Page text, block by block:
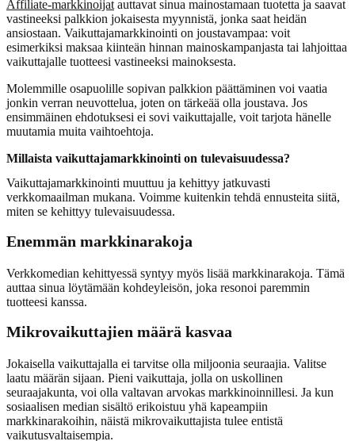
Affiliate-markkinoijat auttavat sinua mainostamaan tuotetta ja saavat
vastineeksi palkkion jokaisesta myynnistä, jonka saat heidän
ansiostaan. Vaikuttajamarkkinointi on joustavampaa: voit
esimerkiksi maksaa kiinteän hinnan mainoskampanjasta tai lahjoittaa
vaikuttajalle tuotteesi vastineeksi mainoksesta.
Molemmille osapuolille sopivan palkkion päättäminen voi vaatia
jonkin verran neuvottelua, joten on tärkeää olla joustava. Jos
ensimmäinen ehdotuksesi ei sovi vaikuttajalle, voit tarjota hänelle
muutamia muita vaihtoehtoja.
Millaista vaikuttajamarkkinointi on tulevaisuudessa?
Vaikuttajamarkkinointi muuttuu ja kehittyy jatkuvasti
verkkomaailman mukana. Voimme kuitenkin tehdä ennusteita siitä,
miten se kehittyy tulevaisuudessa.
Enemmän markkinarakoja
Verkkomedian kehittyessä syntyy myös lisää markkinarakoja. Tämä
auttaa sinua löytämään kohdeyleisön, joka resonoi paremmin
tuotteesi kanssa.
Mikrovaikuttajien määrä kasvaa
Jokaisella vaikuttajalla ei tarvitse olla miljoonia seuraajia. Valitse
laatu määrän sijaan. Pieni vaikuttaja, jolla on uskollinen
seuraajakunta, voi olla valtavan arvokas markkinoinnillesi. Ja kun
sosiaalisen median sisältö erikoistuu yhä kapeampiin
markkinarakoihin, näistä mikrovaikuttajista tulee entistä
vaikutusvaltaisempia.